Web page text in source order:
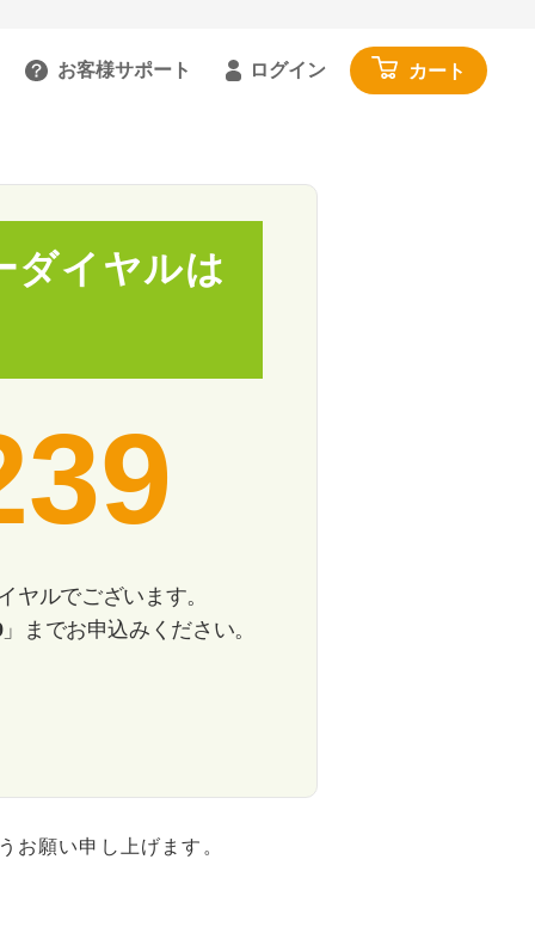
お客様サポート
イドを見る
～18:00 土日祝を除く
ログイン カート
アウトドア・レジャー
マットレス・敷きパッド
家具・収納
食品
ダイヤルは
ヤルでございます。
」までお申込みください。
お願い申し上げます。